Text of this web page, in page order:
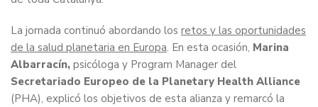
La jornada continuó abordando los retos y las oportunidades
de la salud planetaria en Europa. En esta ocasión, Marina
Albarracín, psicóloga y Program Manager del
Secretariado Europeo de la Planetary Health Alliance
(PHA), explicó los objetivos de esta alianza y remarcó la